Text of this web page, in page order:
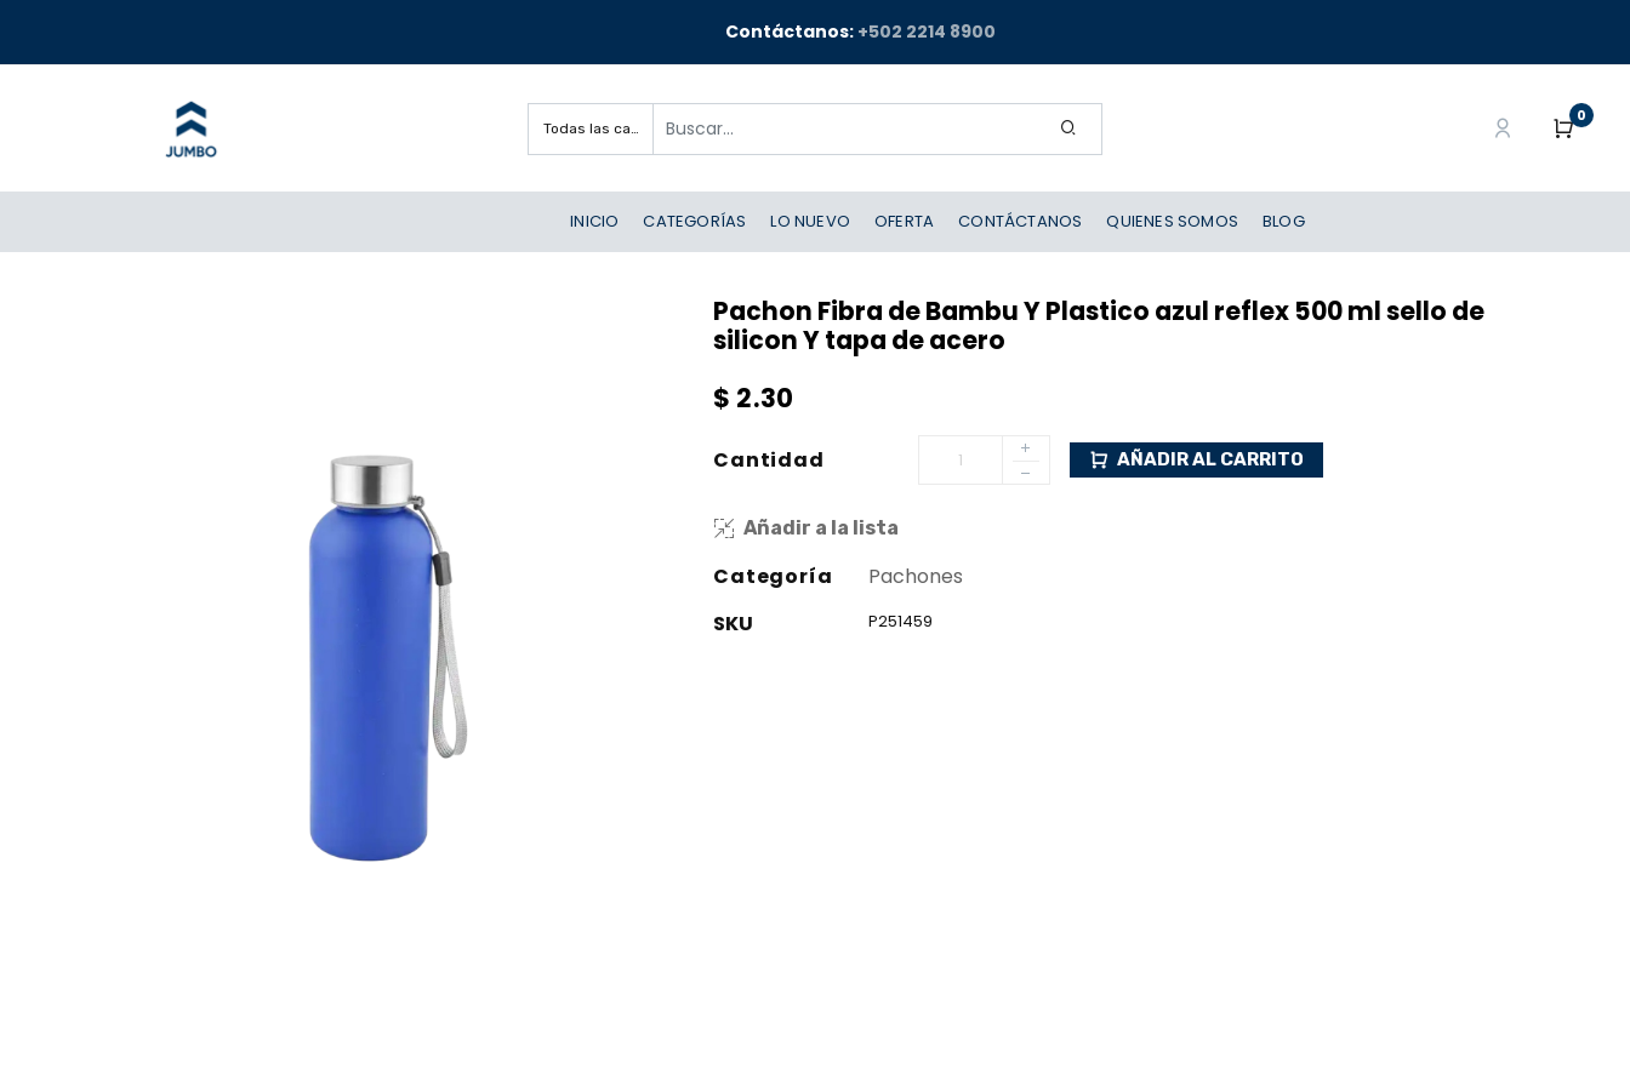
Contáctanos: +502 2214 8900
Todas las categorías
0
INICIO CATEGORÍAS LO NUEVO OFERTA CONTÁCTANOS QUIENES SOMOS BLOG
Pachon Fibra de Bambu Y Plastico azul reflex 500 ml sello de
silicon Y tapa de acero
$ 2.30
Cantidad AÑADIR AL CARRITO
Añadir a la lista
Categoría
Pachones
SKU
P251459